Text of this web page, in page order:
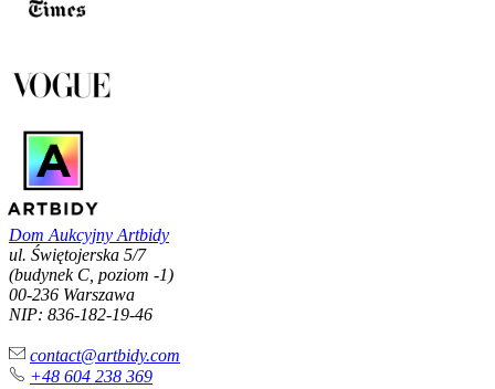
Dom Aukcyjny Artbidy
ul. Świętojerska 5/7
(budynek C, poziom -1)
00-236 Warszawa
NIP: 836-182-19-46
contact@artbidy.com
+48 604 238 369